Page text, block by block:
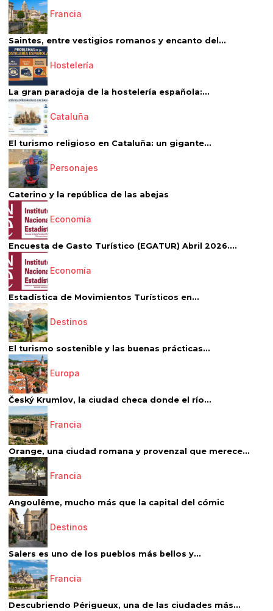
Francia
Saintes, entre vestigios romanos y encanto del...
Hostelería
La gran paradoja de la hostelería española:...
Cataluña
El turismo religioso en Cataluña: un gigante...
Personajes
Caterino y la república de las abejas
Economía
Encuesta de Gasto Turístico (EGATUR) Abril 2026....
Economía
Estadística de Movimientos Turísticos en...
Destinos
El turismo sostenible y las buenas prácticas...
Europa
Český Krumlov, la ciudad checa donde el río...
Francia
Orange, una ciudad romana y provenzal que merece...
Francia
Angoulême, mucho más que la capital del cómic
Destinos
Salers es uno de los pueblos más bellos y...
Francia
Descubriendo Périgueux, una de las ciudades más...